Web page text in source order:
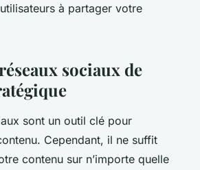
à partager votre
sociaux de
sont un outil clé pour
Cependant, il ne suffit
contenu sur n’importe quelle